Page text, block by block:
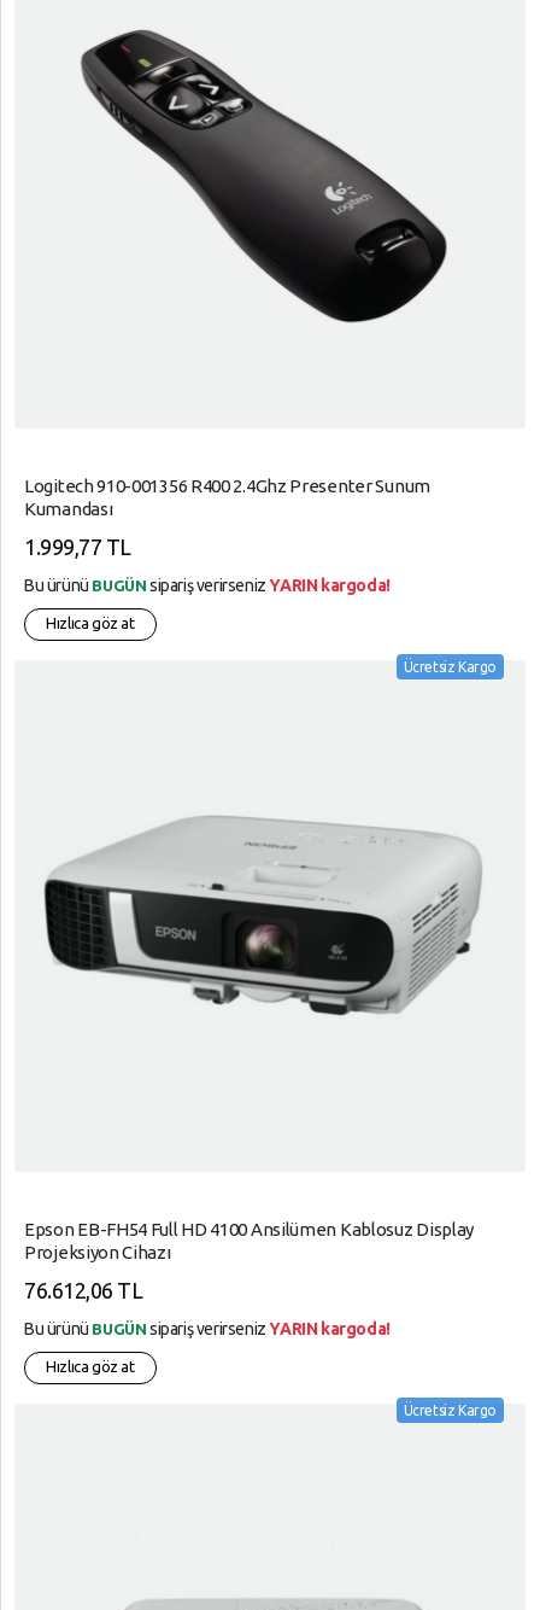
Logitech 910-001356 R400 2.4Ghz Presenter Sunum
Kumandası
1.999,77 TL
Bu ürünü BUGÜN sipariş verirsenizYARIN kargoda!
Hızlıca göz at
Ücretsiz Kargo
Epson EB-FH54 Full HD 4100 Ansilümen Kablosuz Display
Projeksiyon Cihazı
76.612,06 TL
Bu ürünü BUGÜN sipariş verirsenizYARIN kargoda!
Hızlıca göz at
Ücretsiz Kargo